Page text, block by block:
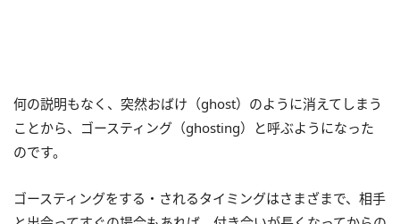
何の説明もなく、突然おばけ（ghost）のように消えてしまう
ことから、ゴースティング（ghosting）と呼ぶようになった
のです。
ゴースティングをする・されるタイミングはさまざまで、相手